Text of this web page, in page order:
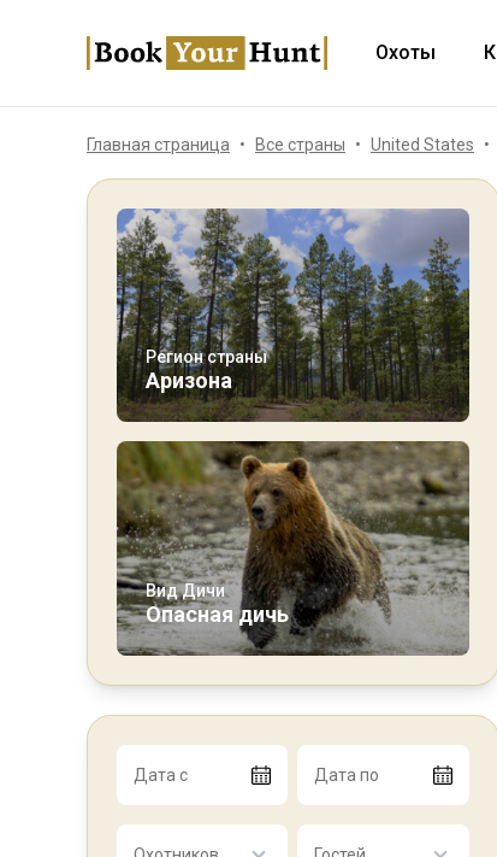
Охоты
Главная страница Все страны United States
Регион страны
Аризона
Вид Дичи
Опасная дичь
Дата с Дата по